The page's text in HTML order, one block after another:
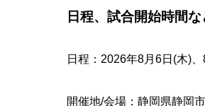
日程、試合開始時間な
日程：2026年8月6日(木)
開催地/会場：静岡県静岡